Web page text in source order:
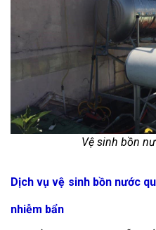
Vệ sinh bồn
Dịch vụ vệ sinh bồn nước
nhiễm bẩn